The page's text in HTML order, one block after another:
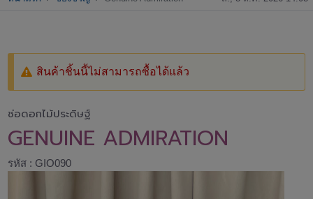
สินค้าชิ้นนี้ไม่สามารถซื้อได้แล้ว
ช่อดอกไม้ประดิษฐ์
GENUINE ADMIRATION
รหัส : GIO090